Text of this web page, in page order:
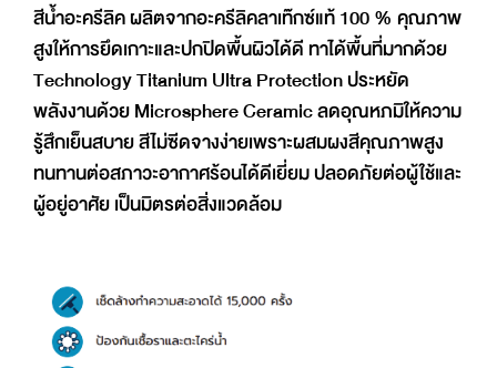
สีน้ำอะครีลิค ผลิตจากอะครีลิคลาเท๊กซ์แท้ 100 % คุณภาพ
สูงให้การยึดเกาะและปกปิดพื้นผิวได้ดี ทาได้พื้นที่มากด้วย
Technology Titanium Ultra Protection ประหยัด
พลังงานด้วย Microsphere Ceramic ลดอุณหภมิให้ความ
รู้สึกเย็นสบาย สีไม่ซีดจางง่ายเพราะผสมผงสีคุณภาพสูง
ทนทานต่อสภาวะอากาศร้อนได้ดีเยี่ยม ปลอดภัยต่อผู้ใช้และ
ผู้อยู่อาศัย เป็นมิตรต่อสิ่งแวดล้อม